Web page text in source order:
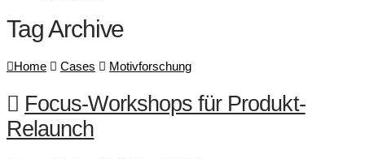
Tag Archive
Home Cases Motivforschung
Focus-Workshops für Produkt-
Relaunch